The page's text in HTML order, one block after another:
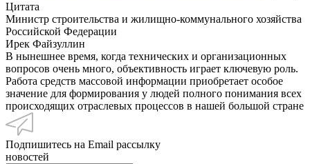
Цитата
Министр строительства и жилищно-коммунального хозяйства
Российской Федерации
Ирек Файзуллин
В нынешнее время, когда технических и организационных
вопросов очень много, объективность играет ключевую роль.
Работа средств массовой информации приобретает особое
значение для формирования у людей полного понимания всех
происходящих отраслевых процессов в нашей большой стране
Подпишитесь на Email рассылку
новостей